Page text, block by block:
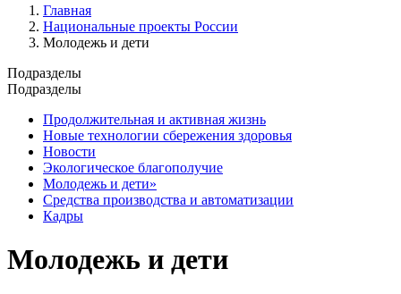
Главная
Национальные проекты России
Молодежь и дети
Подразделы
Подразделы
Продолжительная и активная жизнь
Новые технологии сбережения здоровья
Новости
Экологическое благополучие
Молодежь и дети»
Средства производства и автоматизации
Кадры
Молодежь и дети